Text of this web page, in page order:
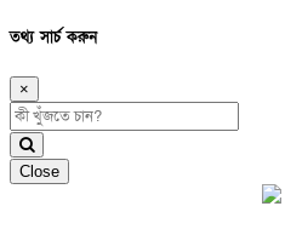
তথ্য সার্চ করুন
×
Close